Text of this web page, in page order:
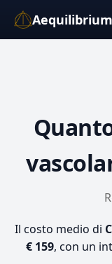
Aequilibrium
Il costo medio di
€ 159, con un